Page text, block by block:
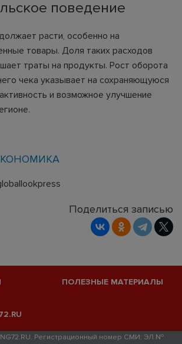
поведение
расти, особенно на
товары. Доля таких расходов
траты на продукты. Рост оборота
чека указывает на сохраняющуюся
и возможное улучшение
Поделиться записью
ПОЛЕЗНЫЕ МАТЕРИАЛЫ
Регистрационный номер СМИ: ЭЛ №